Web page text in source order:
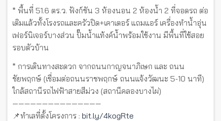
* พื้นที่ 51.6 ตร.ว. ฟังก์ชัน 3 ห้องนอน 2 ห้องน้ำ 2 ที่จอดรถ ต่อ
เติมแล้วทั้งโรงรถและครัวปิด+เคาเตอร์ แถมแอร์ เครื่องทำน้ำอุ่น
เฟอร์นิเจอร์บางส่วน ปั๊มน้ำแท้งค์น้ำพร้อมใช้งาน มีพื้นที่ใช้สอย
รอบตัวบ้าน
* การเดินทางสะดวก จากถนนกาญจนาภิเษก และ ถนน
ชัยพฤกษ์ (เชื่อมต่อถนนราชพฤกษ์ ถนนแจ้งวัฒนะ 5-10 นาที)
ใกล้สถานีรถไฟฟ้าสายสีม่วง (สถานีคลองบางไผ่)
———————————————
📌ทำเลที่ตั้งโครงการ : bit.ly/4kogRte